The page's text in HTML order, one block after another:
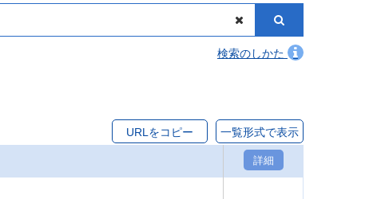
検索のしかた
URLをコピー 一覧形式で表示
詳細